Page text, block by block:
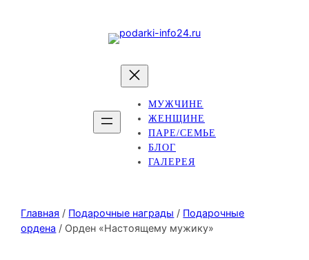
МУЖЧИНЕ
ЖЕНЩИНЕ
ПАРЕ/СЕМЬЕ
БЛОГ
ГАЛЕРЕЯ
Главная / Подарочные награды / Подарочные
ордена / Орден «Настоящему мужику»